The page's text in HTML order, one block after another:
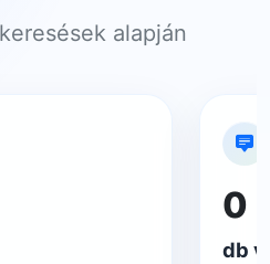
alapján
0
db